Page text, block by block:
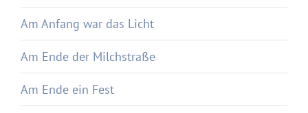
Am Anfang war das Licht
Am Ende der Milchstraße
Am Ende ein Fest